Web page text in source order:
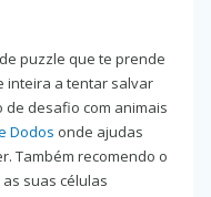
puzzle que te prende
inteira a tentar salvar
de desafio com animais
Dodos onde ajudas
Também recomendo o
suas células